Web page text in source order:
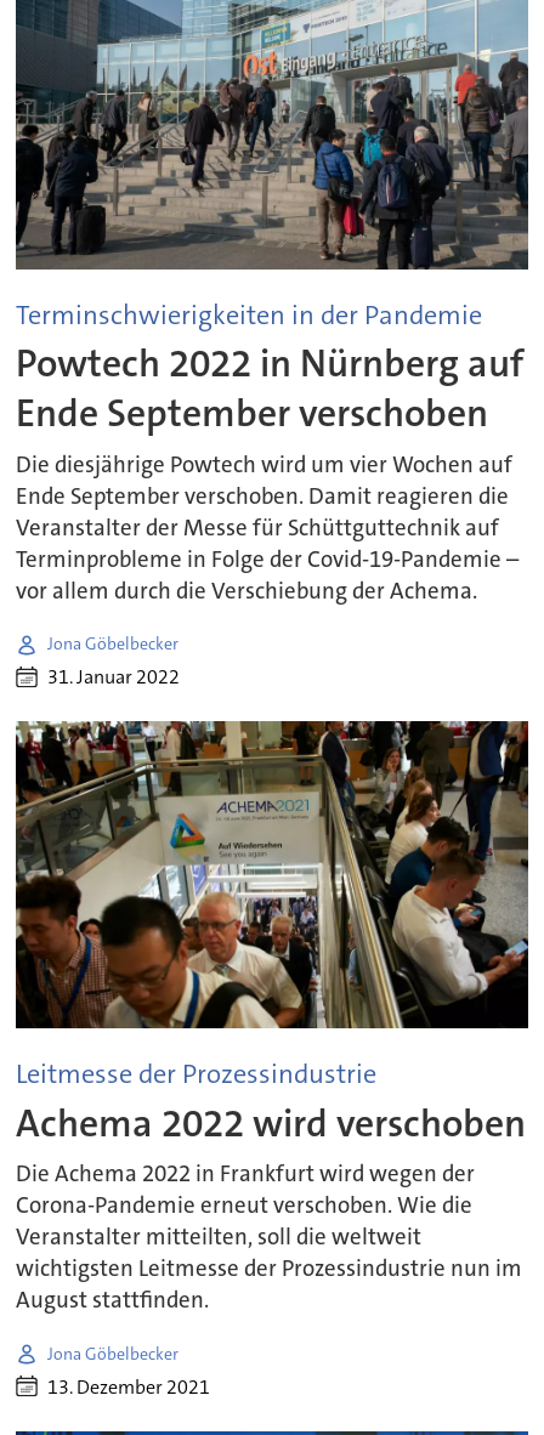
Terminschwierigkeiten in der Pandemie
Powtech 2022 in Nürnberg auf
Ende September verschoben
Die diesjährige Powtech wird um vier Wochen auf
Ende September verschoben. Damit reagieren die
Veranstalter der Messe für Schüttguttechnik auf
Terminprobleme in Folge der Covid-19-Pandemie –
vor allem durch die Verschiebung der Achema.
Jona Göbelbecker
31. Januar 2022
Leitmesse der Prozessindustrie
Achema 2022 wird verschoben
Die Achema 2022 in Frankfurt wird wegen der
Corona-Pandemie erneut verschoben. Wie die
Veranstalter mitteilten, soll die weltweit
wichtigsten Leitmesse der Prozessindustrie nun im
August stattfinden.
Jona Göbelbecker
13. Dezember 2021